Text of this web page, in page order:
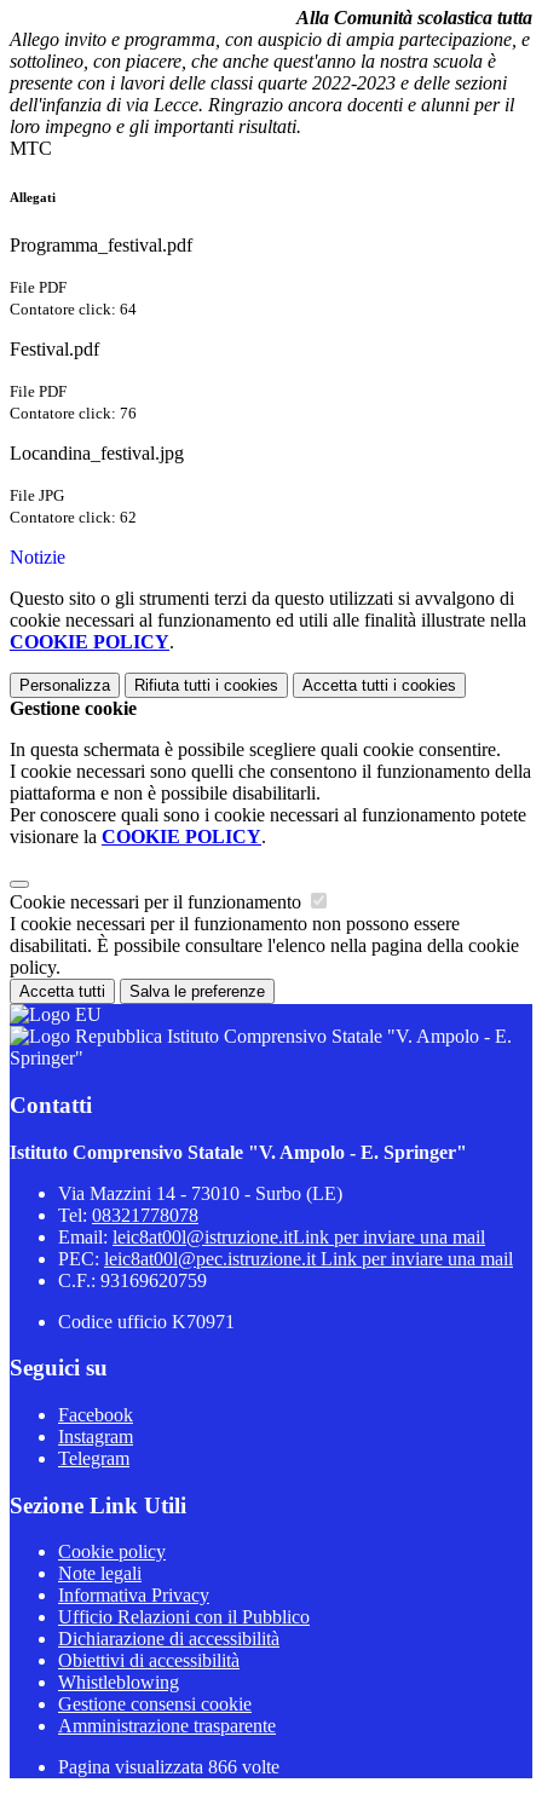
Alla Comunità scolastica tutta
Allego invito e programma, con auspicio di ampia partecipazione, e
sottolineo, con piacere, che anche quest'anno la nostra scuola è
presente con i lavori delle classi quarte 2022-2023 e delle sezioni
dell'infanzia di via Lecce. Ringrazio ancora docenti e alunni per il
loro impegno e gli importanti risultati.
MTC
Allegati
Programma_festival.pdf
File PDF
Contatore click: 64
Festival.pdf
File PDF
Contatore click: 76
Locandina_festival.jpg
File JPG
Contatore click: 62
Notizie
Questo sito o gli strumenti terzi da questo utilizzati si avvalgono di
cookie necessari al funzionamento ed utili alle finalità illustrate nella
COOKIE POLICY.
Personalizza Rifiuta tutti i cookies Accetta tutti i cookies
Gestione cookie
In questa schermata è possibile scegliere quali cookie consentire.
I cookie necessari sono quelli che consentono il funzionamento della
piattaforma e non è possibile disabilitarli.
Per conoscere quali sono i cookie necessari al funzionamento potete
visionare la COOKIE POLICY.
Cookie necessari per il funzionamento
I cookie necessari per il funzionamento non possono essere
disabilitati. È possibile consultare l'elenco nella pagina della cookie
policy.
Accetta tutti Salva le preferenze
Istituto Comprensivo Statale "V. Ampolo - E.
Springer"
Contatti
Istituto Comprensivo Statale "V. Ampolo - E. Springer"
Via Mazzini 14 - 73010 - Surbo (LE)
Tel: 08321778078
Email: leic8at00l@istruzione.itLink per inviare una mail
PEC: leic8at00l@pec.istruzione.it Link per inviare una mail
C.F.: 93169620759
Codice ufficio K70971
Seguici su
Facebook
Instagram
Telegram
Sezione Link Utili
Cookie policy
Note legali
Informativa Privacy
Ufficio Relazioni con il Pubblico
Dichiarazione di accessibilità
Obiettivi di accessibilità
Whistleblowing
Gestione consensi cookie
Amministrazione trasparente
Pagina visualizzata 866 volte